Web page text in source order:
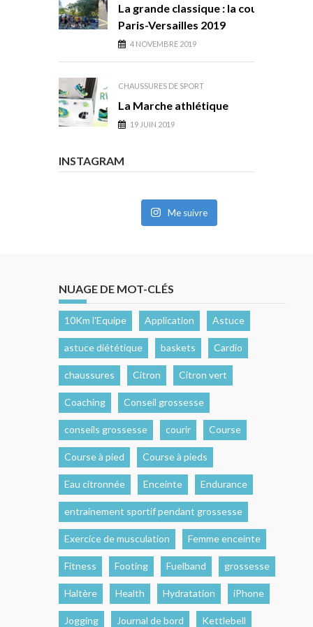
La grande classique : la course
Paris-Versailles 2019
4 NOVEMBRE 2019
CHAUSSURES DE SPORT
La Marche athlétique
19 JUIN 2019
INSTAGRAM
Me suivre
NUAGE DE MOT-CLÉS
10Km l'Equipe Application Astuce
astuce diététique baskets Cardio
chaussures Citron Citron vert
Coaching Conseil grossesse
conseils grossesse courir Course
Course à pied Course à pieds
Eau citronnée Enceinte Endurance
entrainement sportif pendant grossesse
Exercice de musculation Femme enceinte
Fitness Footing Fuelband grossesse
Haltère Health Hydratation iPhone
Jogging Journal de bord Kettlebell